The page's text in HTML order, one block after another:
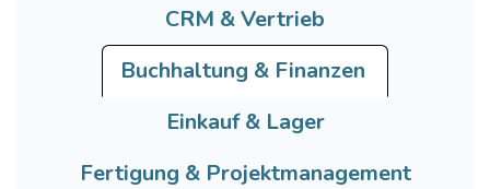
CRM & Vertrieb
Buchhaltung & Finanzen
Einkauf & Lager
Fertigung & Projektm​anagement